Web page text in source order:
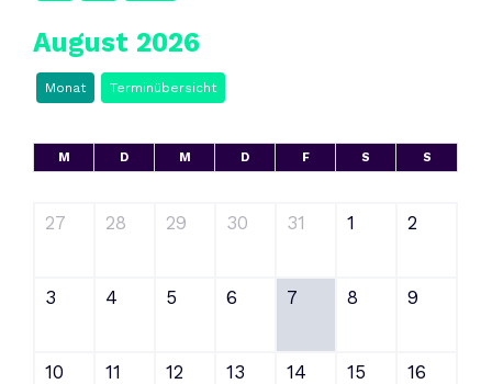
August 2026
Monat Terminübersicht
M D M D F S S
27 28 29 30 31 1 2
3 4 5 6 7 8 9
10 11 12 13 14 15 16